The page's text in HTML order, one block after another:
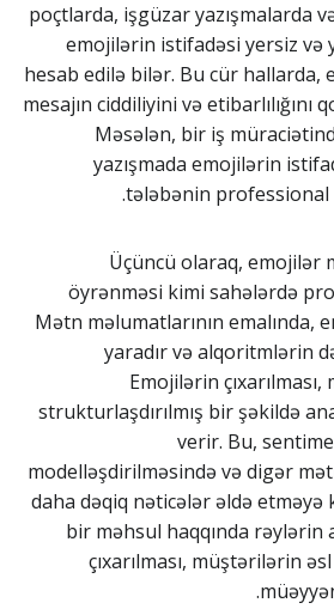
poçtlarda, işgüzar yazışmalarda
emojilərin istifadəsi yersiz və
hesab edilə bilər. Bu cür hallarda,
mesajın ciddiliyini və etibarlılığını
Məsələn, bir iş
yazışmada emojilərin
tələbənin professional
Üçüncü olaraq, emojilər
öyrənməsi kimi sahələrdə
Mətn məlumatlarının emalında,
yaradır və alqoritmlərin
Emojilərin
strukturlaşdırılmış bir şəkildə
verir. Bu,
modelləşdirilməsində və digər
daha dəqiq nəticələr əldə etməyə
bir məhsul haqqında rəylərin
çıxarılması, müştərilərin